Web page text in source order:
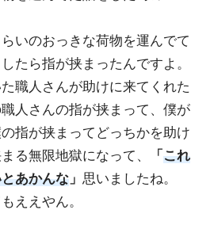
いのおっきな荷物を運んでて
たら指が挟まったんですよ。
職人さんが助けに来てくれた
人さんの指が挟まって、僕が
指が挟まってどっちかを助け
る無限地獄になって、
「 これ
あかんな 」 思いましたね。
ええやん。